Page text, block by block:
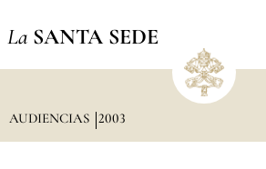
La SANTA SEDE
AUDIENCIAS 2003